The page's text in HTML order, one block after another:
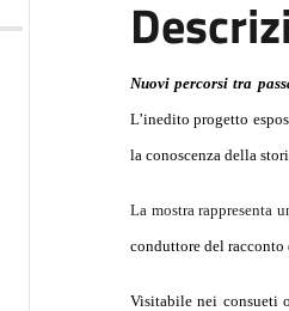
Nuovi percorsi tra
L’inedito progetto
la conoscenza della
La mostra rappresenta
conduttore del racconto
Visitabile nei consueti